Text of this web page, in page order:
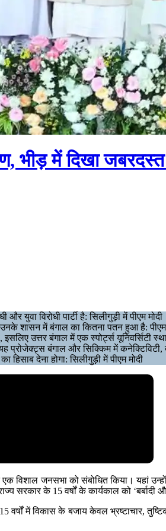
भीड़ में दिखा
और युवा विरोधी पार्टी है: सिलीगुड़ी में पीएम मोदी
शासन में बंगाल का कितना पतन हुआ है: पीएम
उत्तर बंगाल में एक स्पोर्ट्स यूनिवर्सिटी
प्रोजेक्ट्स बंगाल और सिक्किम में कनेक्टिविटी,
देना होगा: सिलीगुड़ी में पीएम मोदी
एक विशाल जनसभा को संबोधित किया। यहां
सरकार के 15 वर्षों के कार्यकाल को ‘बर्बादी
में विकास के बजाय केवल भ्रष्टाचार,